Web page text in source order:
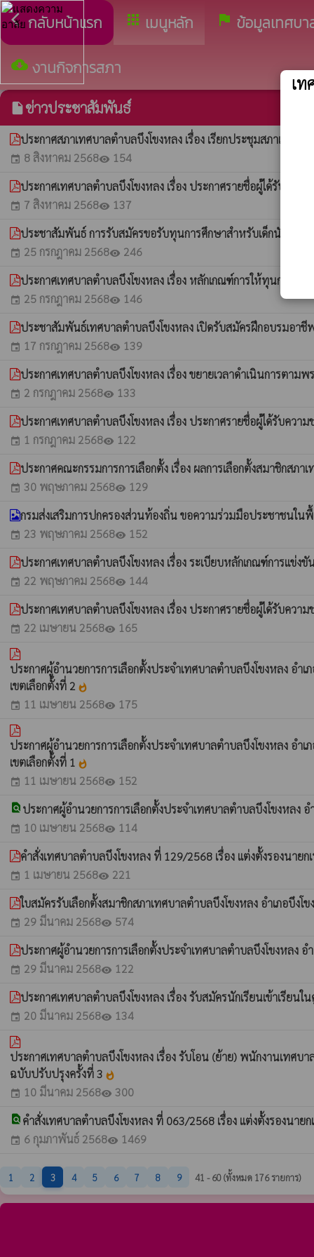
arrow_back_iosกลับหน้าแรก apps เมนูหลัก assistant_photo ข้อมูลเทศบา
cloud_download งานกิจการสภา
insert_drive_fileข่าวประชาสัมพันธ์
ประกาศสภาเทศบาลตำบลบึงโขงหลง เรื่อง เรียกประชุมสภาเท
event 8 สิงหาคม 2568visibility 154
ประกาศเทศบาลตำบลบึงโขงหลง เรื่อง ประกาศรายชื่อผู้ได้รับค
event 7 สิงหาคม 2568visibility 137
ประชาสัมพันธ์ การรับสมัครขอรับทุนการศึกษาสำหรับเด็กนักเรีย
event 25 กรกฎาคม 2568visibility 246
ประกาศเทศบาลตำบลบึงโขงหลง เรื่อง หลักเกณฑ์การให้ทุนการศึ
event 25 กรกฎาคม 2568visibility 146
ประชาสัมพันธ์เทศบาลตำบลบึงโขงหลง เปิดรับสมัครฝึกอบรมอา
event 17 กรกฎาคม 2568visibility 139
ประกาศเทศบาลตำบลบึงโขงหลง เรื่อง ขยายเวลาดำเนินการต
event 2 กรกฎาคม 2568visibility 133
ประกาศเทศบาลตำบลบึงโขงหลง เรื่อง ประกาศรายชื่อผู้ได้รับคว
event 1 กรกฎาคม 2568visibility 122
ประกาศคณะกรรมการการเลือกตั้ง เรื่อง ผลการเลือกตั้งสมาชิกสภ
event 30 พฤษภาคม 2568visibility 129
กรมส่งเสริมการปกครองส่วนท้องถิ่น ขอความร่วมมือประชาชนใ
event 23 พฤษภาคม 2568visibility 152
ประกาศเทศบาลตำบลบึงโขงหลง เรื่อง ระเบียบหลักเกณฑ์การแ
event 22 พฤษภาคม 2568visibility 144
ประกาศเทศบาลตำบลบึงโขงหลง เรื่อง ประกาศรายชื่อผู้ได้รับควา
event 22 เมษายน 2568visibility 165
ประกาศผู้อำนวยการการเลือกตั้งประจำเทศบาลตำบลบึงโขงหลง อำ
เขตเลือกตั้งที่ 2 whatshot
event 11 เมษายน 2568visibility 175
ประกาศผู้อำนวยการการเลือกตั้งประจำเทศบาลตำบลบึงโขงหลง อำ
เขตเลือกตั้งที่ 1 whatshot
event 11 เมษายน 2568visibility 152
find_in_page ประกาศผู้อำนวยการการเลือกตั้งประจำเทศบาลตำบลบึงโขงหลง
event 10 เมษายน 2568visibility 114
คำสั่งเทศบาลตำบลบึงโขงหลง ที่ 129/2568 เรื่อง แต่งตั้งรองนาย
event 1 เมษายน 2568visibility 221
ใบสมัครรับเลือกตั้งสมาชิกสภาเทศบาลตำบลบึงโขงหลง อำเภอบึงโ
event 29 มีนาคม 2568visibility 574
ประกาศผู้อำนวยการการเลือกตั้งประจำเทศบาลตำบลบึงโขงหลง
event 29 มีนาคม 2568visibility 122
ประกาศเทศบาลตำบลบึงโขงหลง เรื่อง รับสมัครนักเรียนเข้าเรียน
event 20 มีนาคม 2568visibility 134
ประกาศเทศบาลตำบลบึงโขงหลง เรื่อง รับโอน (ย้าย) พนักงานเท
ฉบับปรับปรุงครั้งที่ 3 whatshot
event 10 มีนาคม 2568visibility 300
find_in_page คำสั่งเทศบาลตำบลบึงโขงหลง ที่ 063/2568 เรื่อง แต่งตั้งรองน
event 6 กุมภาพันธ์ 2568visibility 1469
1 2 3 4 5 6 7 8 9 41 - 60 (ทั้งหมด 176 รายการ)
เท